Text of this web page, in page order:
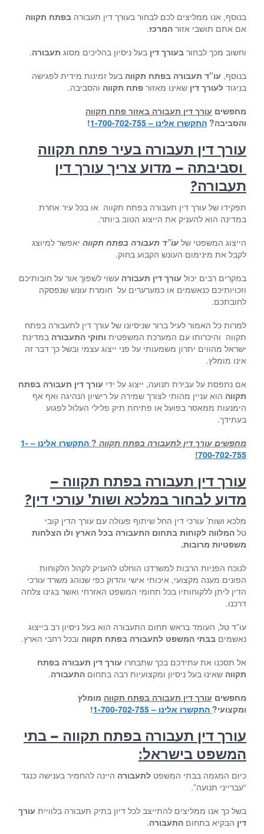
בנוסף, אנו ממליצים לכם לבחור בעורך דין תעבורה בפתח תקווה
אם אתם תושבי אזור המרכז.
וחשוב מכך לבחור בעורך דין בעל ניסיון בהליכים מסוג תעבורה.
בנוסף, עו”ד תעבורה בפתח תקווה בעל זמינות מידית לפגישה
בניגוד לעורך דין שאינו מאזור פתח תקווה והסביבה.
מחפשים עורך דין תעבורה באזור פתח תקווה
והסביבה? התקשרו אלינו – 1-700-702-755 !
עורך דין תעבורה בעיר פתח תקווה
וסביבתה – מדוע צריך עורך דין
תעבורה?
תפקידו של עורך דין תעבורה בפתח תקווה או בכל עיר אחרת
במדינה הוא להעניק את הייצוג הטוב ביותר.
הייצוג המשפטי של עו”ד תעבורה בפתח תקווה יאפשר למיוצג
לקבל את מינימום העונש הקבוע בחוק.
במקרים רבים יכול עורך דין תעבורה עשוי לשפוך אור על חובותיכם
וזכויותיכם כנאשמים או כמערערים על חומרת עונש שנפסקה
לחובתכם.
למרות כל האמור לעיל ברור שניסיונו של עורך דין לתעבורה בפתח
תקווה והיכרותו עם המערכת המשפטית וחוקי התעבורה במדינת
ישראל מהווים יתרון משמעותי על פני ייצוג עצמי ובשל כך דבר זה
אינו מומלץ.
אם נתפסת על עבירת תנועה, ייצוג על ידי עורך דין תעבורה בפתח
תקווה הוא עניין מהותי לצורך שמירה על רישיון הנהיגה ואף אף
הימנעות ממאסר בפועל או פתיחת תיק פלילי העלול לפגוע
בעתידך.
מחפשים עורך דין לתעבורה בפתח תקווה ?
התקשרו אלינו – 1-
700-702-755
!
עורך דין תעבורה בפתח תקווה –
מדוע לבחור במלכא ושות’ עורכי דין?
מלכא ושות’ עורכי דין החל שיתוף פעולה עם עורך הדין קובי
טל המלווה לקוחות בתחום התעבורה בכל הארץ ולו הצלחות
משפטיות מרובות.
לנוכח הפניות הרבות למשרדנו הוחלט להעניק לקהל הלקוחות
הפונים מענה מקצועי, איכותי אישי והדוק כפי שנוהג משרד עורכי
הדין ליתן ללקוחותיו בכל תחומי המשפט האזרחי ואשר בגינו צלחה
דרכנו.
עו”ד טל, העומד בראש תחום התעבורה הוא בעל ניסיון רב בייצוג
נאשמים בבתי המשפט לתעבורה בפתח תקווה ובכל רחבי הארץ.
אל תסכנו את עתידכם בכך שתבחרו עורך דין תעבורה בפתח
תקווה שאינו בעל ניסיון ומקצועיות רבה בתחום התעבורה.
מחפשים עורך דין תעבורה בפתח תקווה מומלץ
ומקצועי? התקשרו אלינו – 1-700-702-755 !
עורך דין תעבורה בפתח תקווה – בתי
המשפט בישראל:
כיום המגמה בבתי המשפט לתעבורה היינה להחמיר בענישה כנגד
“עברייני תנועה”.
בשל כך אנו ממליצים להתייצב לכל דיון בתיק תעבורה בלוויית עורך
דין הבקיא בתחום התעבורה.